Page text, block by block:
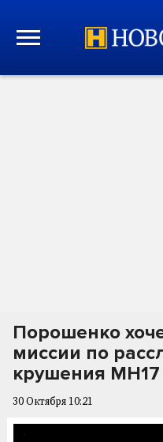
Порошенко
миссии по
крушения MH17
30 Октября 10:21